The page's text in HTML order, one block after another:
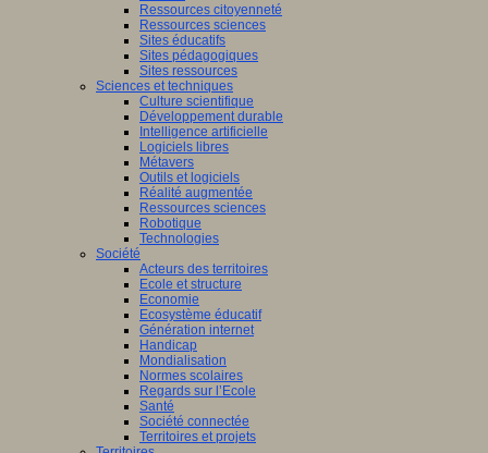
Ressources citoyenneté
Ressources sciences
Sites éducatifs
Sites pédagogiques
Sites ressources
Sciences et techniques
Culture scientifique
Développement durable
Intelligence artificielle
Logiciels libres
Métavers
Outils et logiciels
Réalité augmentée
Ressources sciences
Robotique
Technologies
Société
Acteurs des territoires
Ecole et structure
Economie
Ecosystème éducatif
Génération internet
Handicap
Mondialisation
Normes scolaires
Regards sur l’Ecole
Santé
Société connectée
Territoires et projets